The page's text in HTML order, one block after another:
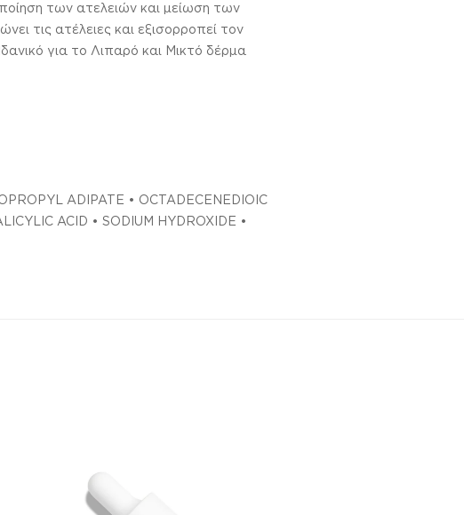
των ατελειών και μείωση των
τις ατέλειες και εξισορροπεί τον
για το Λιπαρό και Μικτό δέρμα
ADIPATE • OCTADECENEDIOIC
ACID • SODIUM HYDROXIDE •